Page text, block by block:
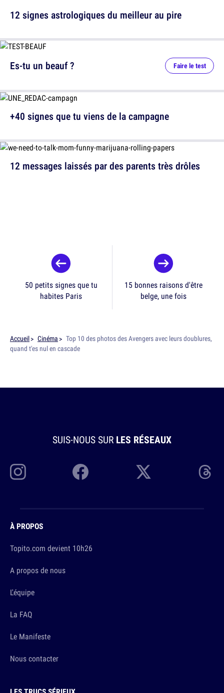
12 signes astrologiques du meilleur au pire
12 messages laissés par des parents très drôles
Es-tu un beauf ? Faire le test
+40 signes que tu viens de la campagne
50 petits signes que tu
habites Paris
15 bonnes raisons d'être
belge, une fois
Accueil Cinéma
Top 10 des photos des Avengers avec leurs doublures,
quand t'es nul en cascade
SUIS-NOUS SUR LES RÉSEAUX
À PROPOS
Topito.com devient 10h26
A propos de nous
L'équipe
La FAQ
Le Manifeste
Nous contacter